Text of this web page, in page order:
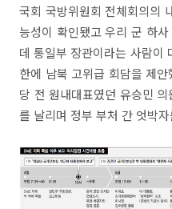
국회 국방위원회 전체회의의
능성이 확인됐고 우리 군 하
데 통일부 장관이라는 사람이
한에 남북 고위급 회담을 제
당 전 원내대표였던 유승민
를 날리며 정부 부처 간 엇박